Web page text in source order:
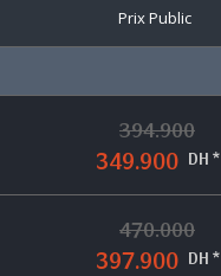
Prix Public
394.900
349.900 DH *
470.000
397.900 DH *